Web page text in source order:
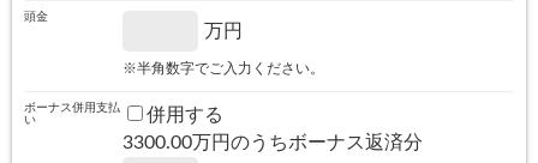
頭金
万円
※半角数字でご入力ください。
ボーナス併用支払
い
併用する
3300.00万円のうちボーナス返済分